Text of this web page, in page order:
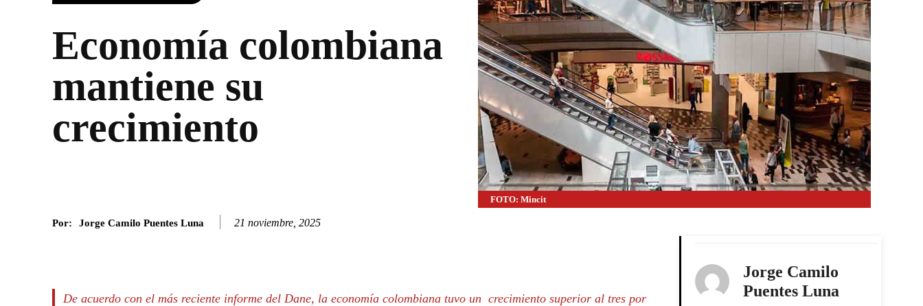
Economía colombiana
mantiene su
crecimiento
FOTO: Mincit
Por: Jorge Camilo Puentes Luna 21 noviembre, 2025
De acuerdo con el más reciente informe del Dane, la economía colombiana tuvo un crecimiento superior al tres por
Jorge Camilo
Puentes Luna